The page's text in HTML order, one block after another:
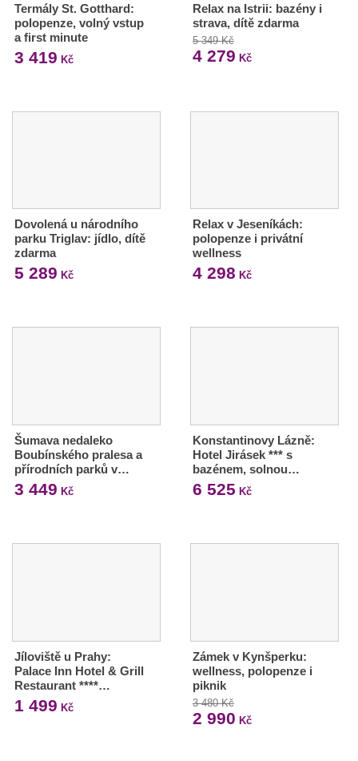
Termály St. Gotthard:
polopenze, volný vstup
a first minute
3 419 Kč
Relax na Istrii: bazény i
strava, dítě zdarma
5 349 Kč
4 279 Kč
Dovolená u národního
parku Triglav: jídlo, dítě
zdarma
5 289 Kč
Relax v Jeseníkách:
polopenze i privátní
wellness
4 298 Kč
Šumava nedaleko
Boubínského pralesa a
přírodních parků v…
3 449 Kč
Konstantinovy Lázně:
Hotel Jirásek *** s
bazénem, solnou…
6 525 Kč
Jíloviště u Prahy:
Palace Inn Hotel & Grill
Restaurant ****…
1 499 Kč
Zámek v Kynšperku:
wellness, polopenze i
piknik
3 480 Kč
2 990 Kč